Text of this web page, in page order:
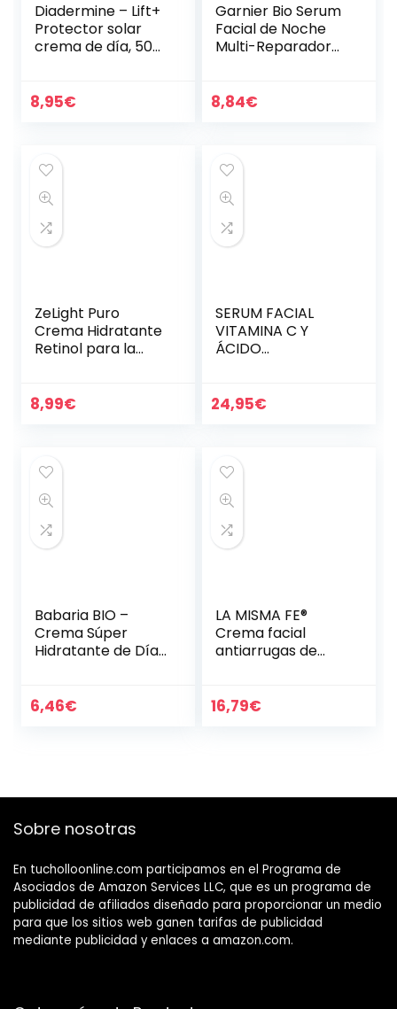
Diadermine – Lift+
Protector solar
crema de día, 50
protección
8,95€
Garnier Bio Serum
Facial de Noche
Multi-Reparador
Semillas de
8,84€
ZeLight Puro
Crema Hidratante
Retinol para la
a A- Crema Facial
8,99€
SERUM FACIAL
VITAMINA C Y
ÁCIDO
Antiedad Mejorada
24,95€
Babaria BIO –
Crema Súper
Hidratante de Día,
Hialurónico, para
6,46€
LA MISMA FE®
Crema facial
antiarrugas de
planctón, ácido
16,79€
Sobre nosotras
En tucholloonline.com participamos en el Programa de
Asociados de Amazon Services LLC, que es un programa de
publicidad de afiliados diseñado para proporcionar un medio
para que los sitios web ganen tarifas de publicidad
mediante publicidad y enlaces a amazon.com.